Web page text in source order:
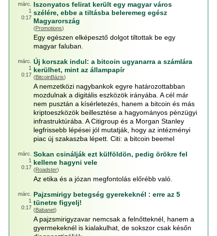
márc.
1
0:17
Iszonyatos felirat került egy magyar város
szélére, ebbe a tiltásba beleremeg egész
Magyarország
(Promotions)
Egy egészen elképesztő dolgot tiltottak be egy
magyar faluban.
márc.
1
0:17
Új korszak indul: a bitcoin ugyanarra a számlára
kerülhet, mint az állampapír
(BitcoinBázis)
A nemzetközi nagybankok egyre határozottabban
mozdulnak a digitális eszközök irányába. A cél már
nem pusztán a kísérletezés, hanem a bitcoin és más
kriptoeszközök beillesztése a hagyományos pénzügyi
infrastruktúrába. A Citigroup és a Morgan Stanley
legfrissebb lépései jól mutatják, hogy az intézményi
piac új szakaszba lépett. Citi: a bitcoin beemel
márc.
1
0:17
Sokan csinálják ezt külföldön, pedig örökre fel
kellene hagyni vele
(Roadster)
Az etika és a józan megfontolás előrébb való.
márc.
1
0:17
Pajzsmirigy betegség gyerekeknél : erre az 5
tünetre figyelj!
(Babanet)
A pajzsmirigyzavar nemcsak a felnőtteknél, hanem a
gyermekeknél is kialakulhat, de sokszor csak későn